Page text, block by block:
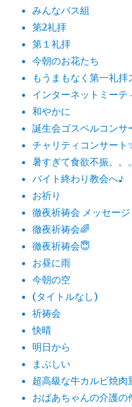
みんなバス組
第2礼拝
第１礼拝
今朝のお花たち
もうまもなく第一礼拝
インターネットミーテ
和やかに
誕生会ゴスペルコンサ
チャリティコンサート
暑すぎて食欲不振。。
バイト終わり教会へ♪
お祈り
徹夜祈祷会 メッセージ
徹夜祈祷会🌈
徹夜祈祷会😇
お昼に雨
今朝の空
(タイトルなし)
祈祷会
快晴
明日から
まぶしい
超高級な牛カルビ焼
おばあちゃんの介護の